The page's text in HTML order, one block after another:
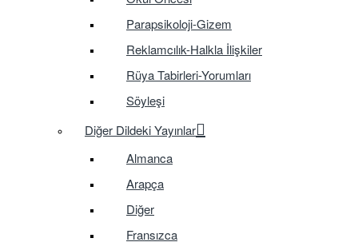
Parapsikoloji-Gizem
Reklamcılık-Halkla İlişkiler
Rüya Tabirleri-Yorumları
Söyleşi
Diğer Dildeki Yayınlar
Almanca
Arapça
Diğer
Fransızca